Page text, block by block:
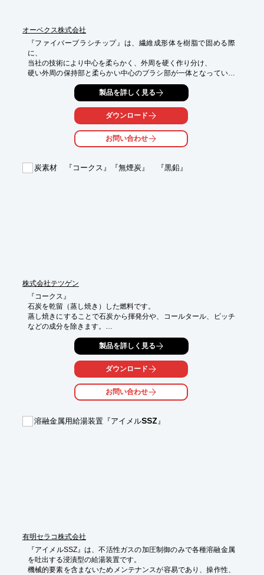
■前各号に附帯する一切の事業
※詳しくはPDF資料をご覧いただくか、お気軽にお問い合わせ下
さい。
オーベクス株式会社
『ファイバーブラシチップ』は、繊維成形体を樹脂で固める際
に、
当社の技術により中心を柔らかく、外周を硬く作り分け、
硬い外周の保持部と柔らかい中心のブラシ部が一体となっていま
高い吸水率と、柔らかい塗布先端を併せ持ちます。
液体や粉体の塗布に適しています。
薬液塗布部材として実績があり、ご好評をいただいております。
■高い吸水率と、柔らかい塗布先端を併せ持つ
製品を詳しく見る
ダウンロード
お問い合わせ
炭素材 『コークス』『無煙炭』 『黒鉛』
株式会社テツゲン
『コークス』
石炭を乾留（蒸し焼き）した燃料です。
蒸し焼きにすることで石炭から揮発分や、コールタール、ピッチ
などの成分を除きます。
灰黒色の固体で炭素を80～90％含み、主に熱源、加炭剤、還元剤
として冶金用や電炉メーカー、製糖メーカー等にて利用されてい
当社の歴史は、石炭販売を目的として1939年1月に創立した『明
治石炭株式会社』から始まっています。
室蘭コークス工場では2000年まで50年以上コークスを製造し、
販売にいたっては現在まで続く85年以上の実績がございます。
『無煙炭』
電炉メーカーでの加炭材、発電での燃料として使用されておりま
製品を詳しく見る
ダウンロード
お問い合わせ
溶融金属用給湯装置『アイメルSSZ』
有明セラコ株式会社
『アイメルSSZ』は、不活性ガスの加圧制御のみで各種溶融金属
を吐出する浸漬型の給湯装置です。
機械的要素を含まないためメンテナンスが容易であり、操作性、